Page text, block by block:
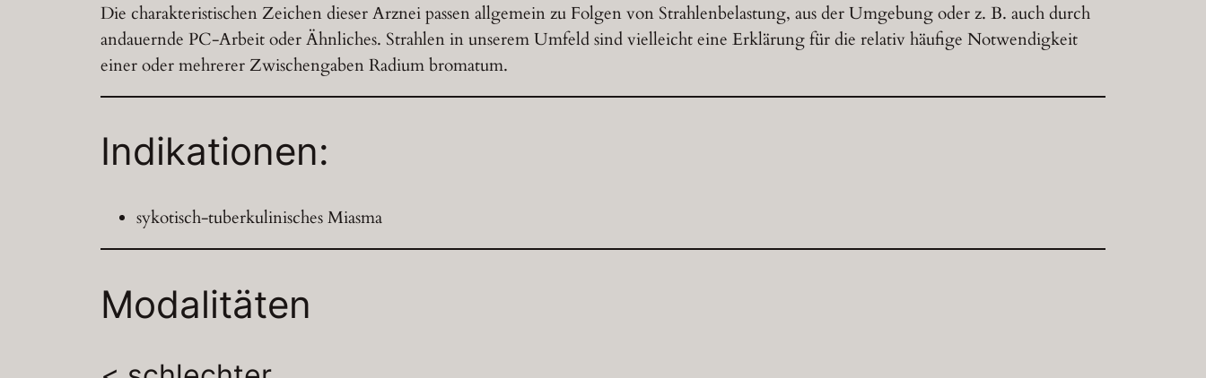
Die charakteristischen Zeichen dieser Arznei passen allgemein zu Folgen von Strahlenbelastung, aus der Umgebung oder z. B. auch durch
andauernde PC-Arbeit oder Ähnliches. Strahlen in unserem Umfeld sind vielleicht eine Erklärung für die relativ häufige Notwendigkeit
einer oder mehrerer Zwischengaben Radium bromatum.
Indikationen:
sykotisch-tuberkulinisches Miasma
Modalitäten